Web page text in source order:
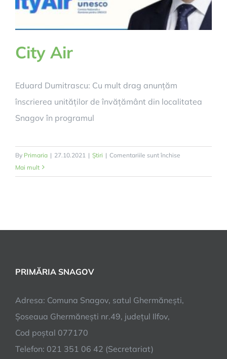
City Air
Eduard Dumitrascu: Cu mult drag anunțăm
înscrierea unităților de învățământ din localitatea
Snagov în programul
By Primaria | 27.10.2021 | Știri | Comentariile sunt închise
Air
Mai mult
PRIMĂRIA SNAGOV
Adresa: Comuna Snagov, satul Ghermănești,
Șoseaua Ghermănești nr.49, județul Ilfov,
Cod poștal 077170
Telefon: 021 351 06 42 (Secretariat)